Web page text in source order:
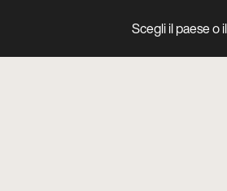
Scegli il paese o